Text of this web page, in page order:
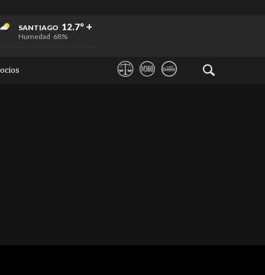
SANTIAGO 12.7°
Humedad 68%
+
+
+